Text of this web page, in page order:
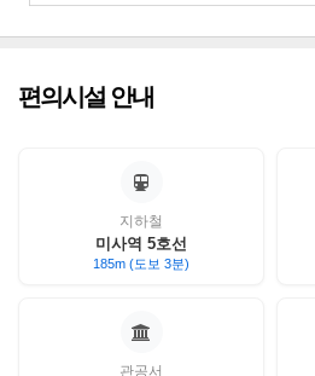
편의시설 안내
지하철
미사역 5호선
185m (도보 3분)
관공서